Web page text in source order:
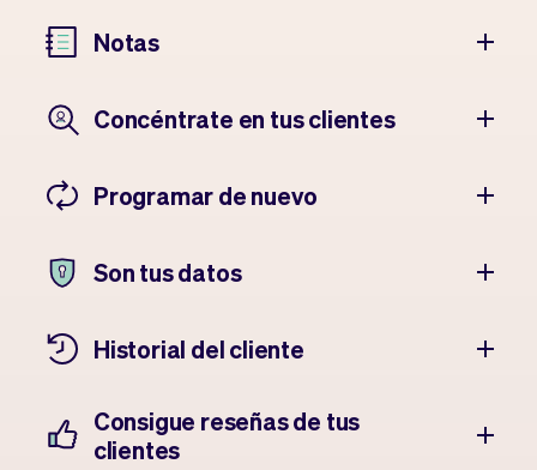
Notas
Concéntrate en tus clientes
Programar de nuevo
Son tus datos
Historial del cliente
Consigue reseñas de tus
clientes